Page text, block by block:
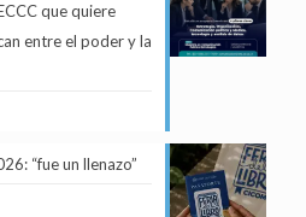
que quiere
entre el poder y la
“fue un llenazo”